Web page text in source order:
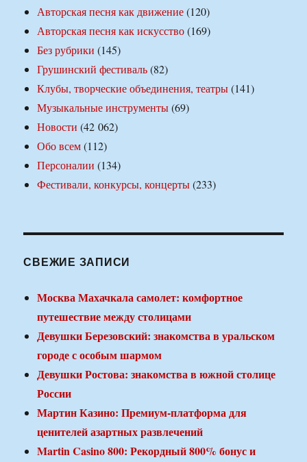
Авторская песня как движение(120)
Авторская песня как искусство(169)
Без рубрики (145)
Грушинский фестиваль(82)
Клубы, творческие объединения, театры(141)
Музыкальные инструменты(69)
Новости (42 062)
Обо всем(112)
Персоналии (134)
Фестивали, конкурсы, концерты(233)
СВЕЖИЕ ЗАПИСИ
Москва Махачкала самолет: комфортное
путешествие между столицами
Девушки Березовский: знакомства в уральском
городе с особым шармом
Девушки Ростова: знакомства в южной столице
России
Мартин Казино: Премиум-платформа для
ценителей азартных развлечений
Martin Casino 800: Рекордный 800% бонус и